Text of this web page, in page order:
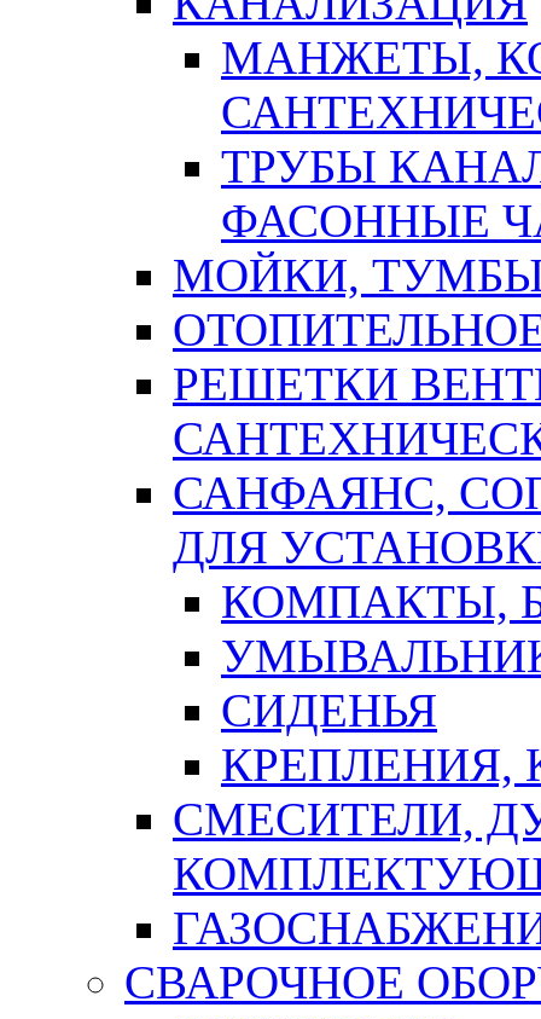
МАНЖЕТЫ,
ТРУБЫ
ФАСОННЫЕ
МОЙКИ,
РЕШЕТКИ
САНФАЯНС,
ДЛЯ
КОМПАКТЫ,
СИДЕНЬЯ
СМЕСИТЕЛИ,
СВАРОЧНОЕ